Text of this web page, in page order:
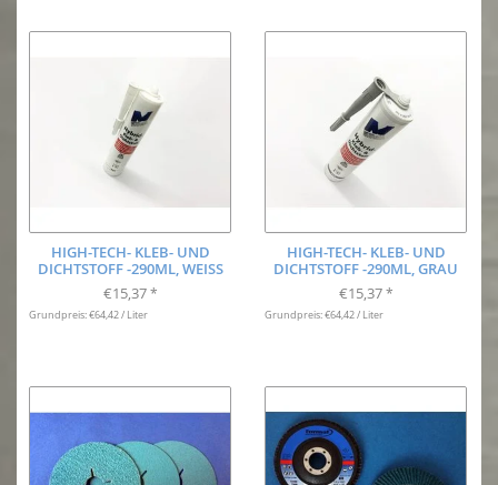
HIGH-TECH- KLEB- UND
DICHTSTOFF -290ML, WEISS
€15,37 *
Grundpreis: €64,42 / Liter
HIGH-TECH- KLEB- UND
DICHTSTOFF -290ML, GRAU
€15,37 *
Grundpreis: €64,42 / Liter